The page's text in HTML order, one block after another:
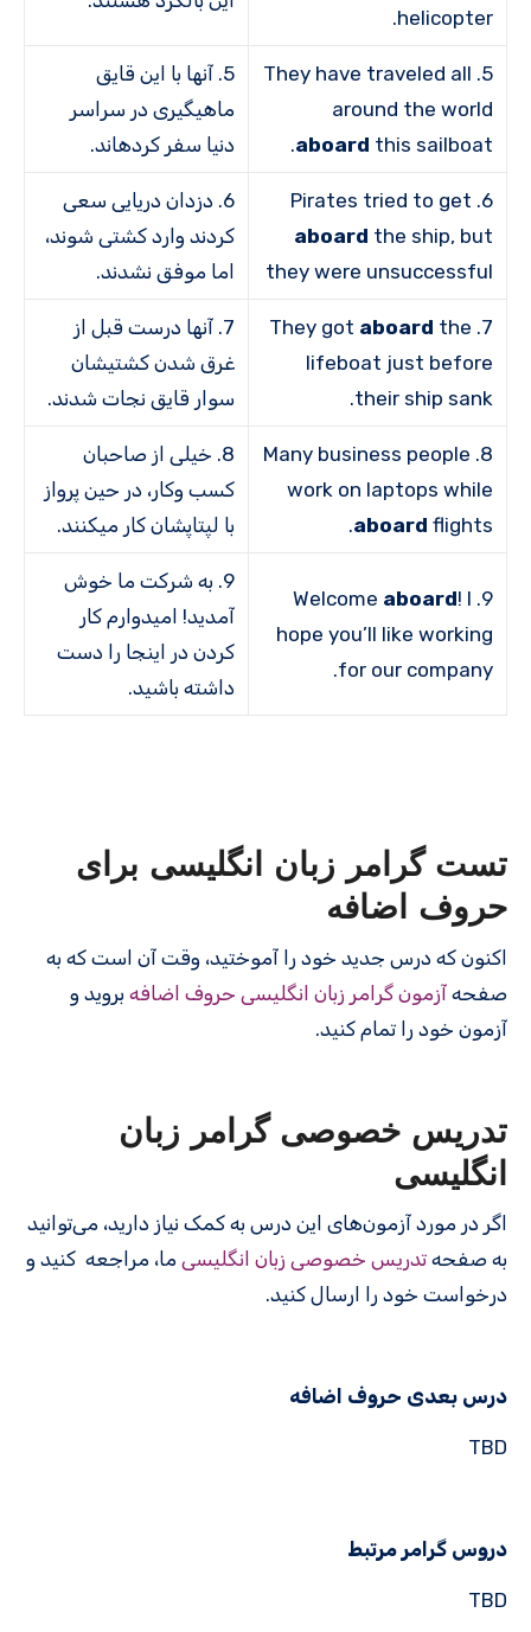
helicopter.
5. They have traveled all
around the world
aboard this sailboat.
5. آنها با این قایق
ماهیگیری در سراسر
دنیا سفر کرده­اند.
6. Pirates tried to get
aboard the ship, but
they were unsuccessful
6. دزدان دریایی سعی
کردند وارد کشتی شوند،
اما موفق نشدند.
7. They got
aboard the
lifeboat just before
their ship sank.
7. آن­ها درست قبل از
غرق شدن کشتی­شان
سوار قایق نجات شدند.
8. Many business people
work on laptops while
aboard flights.
8. خیلی از صاحبان
کسب وکار، در حین پرواز
با لپ­تاپشان کار می­کنند.
9. Welcome
aboard! I
hope you’ll like working
for our company.
9. به شرکت ما خوش
آمدید! امیدوارم کار
کردن در این­جا را دست
داشته باشید.
تست گرامر زبان انگلیسی برای
حروف اضافه
اکنون که درس جدید خود را آموختید، وقت آن است که به
صفحه آزمون گرامر زبان انگلیسی حروف اضافه بروید و
آزمون خود را تمام کنید.
تدریس خصوصی گرامر زبان
انگلیسی
اگر در مورد آزمون‌های این درس به کمک نیاز دارید، می‌توانید
به صفحه تدریس خصوصی زبان انگلیسی ما، مراجعه کنید و
درخواست خود را ارسال کنید.
درس بعدی حروف اضافه
TBD
دروس گرامر مرتبط
TBD